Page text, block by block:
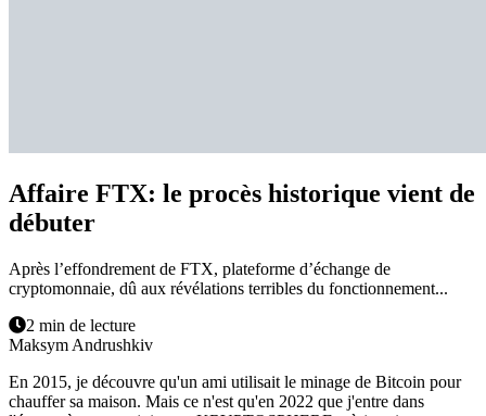
Affaire FTX: le procès historique vient de
débuter
Après l’effondrement de FTX, plateforme d’échange de
cryptomonnaie, dû aux révélations terribles du fonctionnement...
2 min de lecture
Maksym Andrushkiv
En 2015, je découvre qu'un ami utilisait le minage de Bitcoin pour
chauffer sa maison. Mais ce n'est qu'en 2022 que j'entre dans